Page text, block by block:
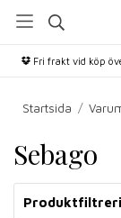
Fri frakt vid köp
Startsida /
Sebago